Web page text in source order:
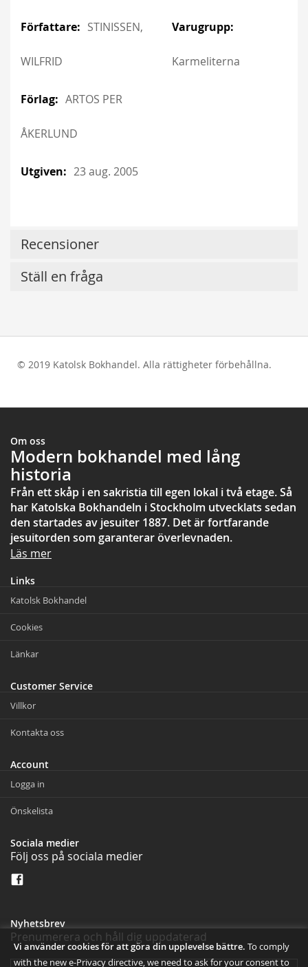
Vi använder cookies för att göra din upplevelse bättre. To comply
with the new e-Privacy directive, we need to ask for your consent to
STINISSEN,
WILFRID
ARTOS PER
ÅKERLUND
23 aug. 2005
Karmeliterna
Recensioner
Ställ en fråga
© 2019 Katolsk Bokhandel. Alla rättigheter förbehållna.
Om oss
Modern bokhandel med lång
historia
Från ett skåp i en sakristia till egen lokal i två etage. Så
har Katolska Bokhandeln i Stockholm utvecklats sedan
den startades av jesuiter 1887. Det är fortfarande
jesuitorden som garanterar överlevnaden.
Läs mer
Links
Katolsk Bokhandel
Cookies
Länkar
Customer Service
Villkor
Kontakta oss
Account
Logga in
Önskelista
Sociala medier
Följ oss på sociala medier
Nyhetsbrev
Prenumerera och håll dig uppdaterad